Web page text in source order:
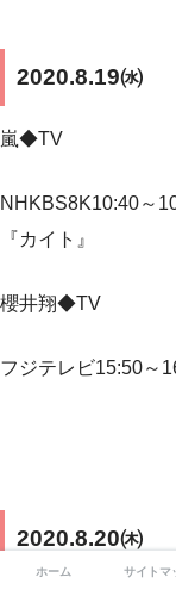
2020.8.19㈬
嵐◆TV
NHKBS8K10:40～
『カイト』
櫻井翔◆TV
フジテレビ15:50～
2020.8.20㈭
ホーム サイトマ